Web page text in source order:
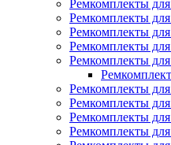
Ремкомплекты
Ремкомплекты
Ремкомплекты
Ремкомплекты
Ремкомплекты
Ремкомплекты для
Ремкомплекты
Ремкомплекты
Ремкомплекты